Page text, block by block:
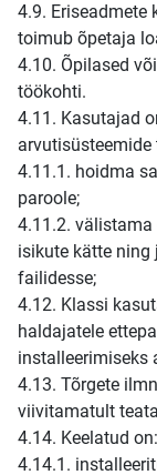
4.9. Eriseadmete
toimub õpetaja
4.10. Õpilased
töökohti.
4.11. Kasutajad
4.11.1. hoidma
paroole;
4.11.2.
isikute kätte ning
failidesse;
4.12. Klassi
haldajatele
installeerimiseks
4.13. Tõrgete
viivitamatult
4.14. Keelatud on:
4.14.1.